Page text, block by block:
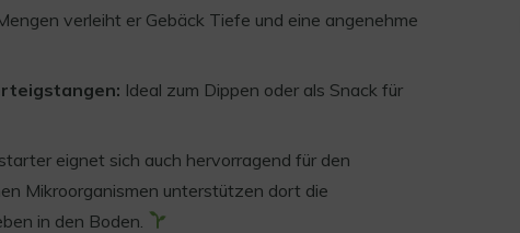
verleiht er Gebäck Tiefe und eine angenehme
Ideal zum Dippen oder als Snack für
eignet sich auch hervorragend für den
Mikroorganismen unterstützen dort die
in den Boden.